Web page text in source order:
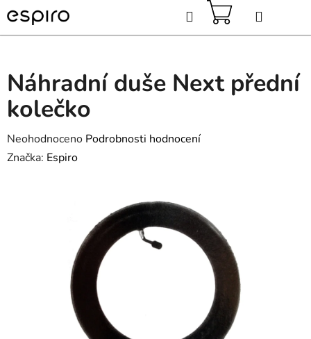
Přejít
na
obsah
Hledat
KOŠÍK
Náhradní duše Next přední
kolečko
Průměrné
hodnocení
Neohodnoceno Podrobnosti hodnocení
Značka: Espiro